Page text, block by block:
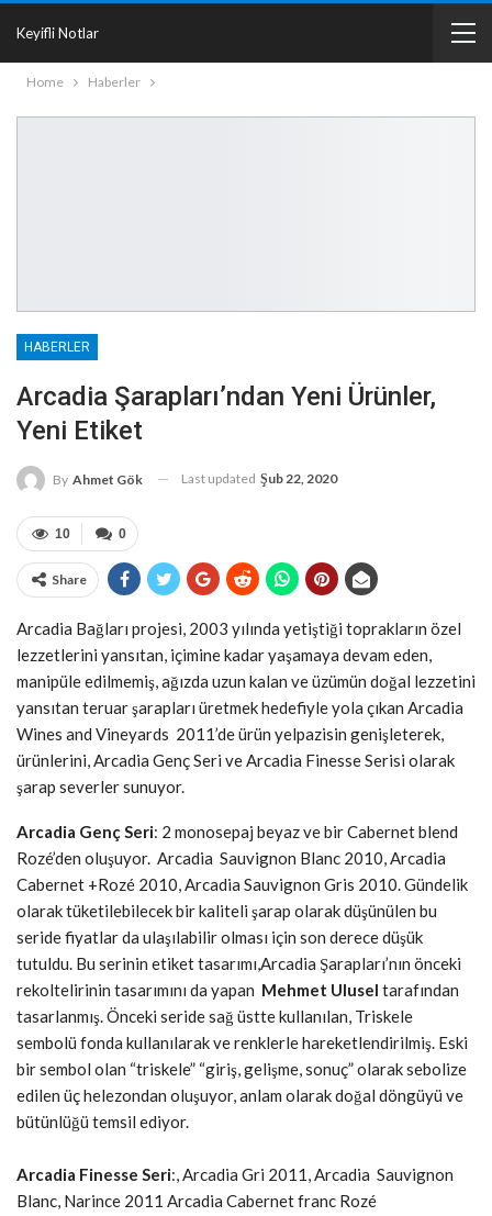
Keyifli Notlar
Home Haberler
HABERLER
Arcadia Şarapları’ndan Yeni Ürünler,
Yeni Etiket
By Ahmet Gök Last updated Şub 22, 2020
0
10
Share
Arcadia Bağları projesi, 2003 yılında yetiştiği toprakların özel
lezzetlerini yansıtan, içimine kadar yaşamaya devam eden,
manipüle edilmemiş, ağızda uzun kalan ve üzümün doğal lezzetini
yansıtan teruar şarapları üretmek hedefiyle yola çıkan Arcadia
Wines and Vineyards 2011’de ürün yelpazisin genişleterek,
ürünlerini, Arcadia Genç Seri ve Arcadia Finesse Serisi olarak
şarap severler sunuyor.
Arcadia Genç Seri: 2 monosepaj beyaz ve bir Cabernet blend
Rozé’den oluşuyor. Arcadia Sauvignon Blanc 2010, Arcadia
Cabernet +Rozé 2010, Arcadia Sauvignon Gris 2010. Gündelik
olarak tüketilebilecek bir kaliteli şarap olarak düşünülen bu
seride fiyatlar da ulaşılabilir olması için son derece düşük
tutuldu. Bu serinin etiket tasarımı,Arcadia Şarapları’nın önceki
rekoltelirinin tasarımını da yapan Mehmet Ulusel tarafından
tasarlanmış. Önceki seride sağ üstte kullanılan, Triskele
sembolü fonda kullanılarak ve renklerle hareketlendirilmiş. Eski
bir sembol olan “triskele” “giriş, gelişme, sonuç” olarak sebolize
edilen üç helezondan oluşuyor, anlam olarak doğal döngüyü ve
bütünlüğü temsil ediyor.
Arcadia Finesse Seri:, Arcadia Gri 2011, Arcadia Sauvignon
Blanc, Narince 2011 Arcadia Cabernet franc Rozé